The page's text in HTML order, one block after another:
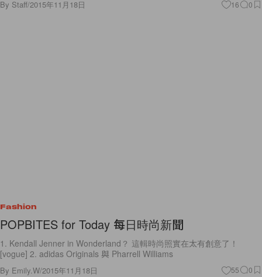
By Staff/2015年11月18日 16 0
Fashion
POPBITES for Today 每日時尚新聞
1. Kendall Jenner in Wonderland？ 這輯時尚照實在太有創意了！
[vogue] 2. adidas Originals 與 Pharrell Williams
By Emily.W/2015年11月18日 55 0